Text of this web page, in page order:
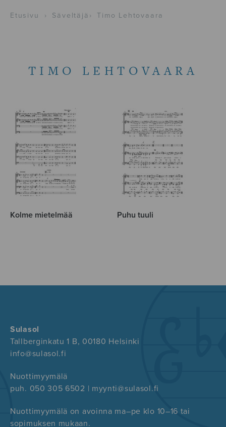
Etusivu › Säveltäjä › Timo Lehtovaara
TIMO LEHTOVAARA
Kolme mietelmää Puhu tuuli
Sulasol
Tallberginkatu 1 B, 00180 Helsinki
info@sulasol.fi
Nuottimyymälä
puh. 050 305 6502 | myynti@sulasol.fi
Nuottimyymälä on avoinna ma–pe klo 10–16 tai
sopimuksen mukaan.